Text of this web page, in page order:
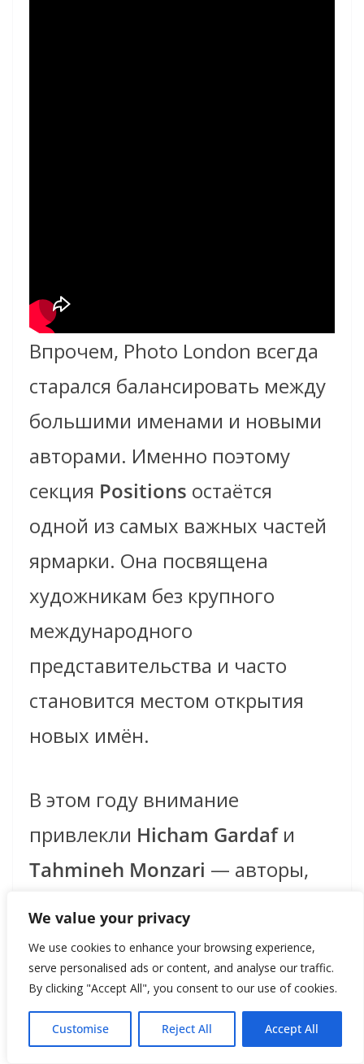
We value your privacy
We use cookies to enhance your browsing experience,
serve personalised ads or content, and analyse our traffic.
By clicking "Accept All", you consent to our use of cookies.
Customise Reject All Accept All
Впрочем, Photo London всегда
старался балансировать между
большими именами и новыми
авторами. Именно поэтому
секция Positions остаётся
одной из самых важных частей
ярмарки. Она посвящена
художникам без крупного
международного
представительства и часто
становится местом открытия
новых имён.
В этом году внимание
привлекли Hicham Gardafи
Tahmineh Monzari — авторы,
документальной фотографии и
личного визуального дневника.
В их работах почти нет
глянцевой дистанции.